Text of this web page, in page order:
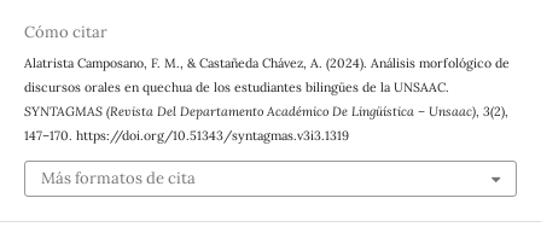
Cómo citar
Alatrista Camposano, F. M., & Castañeda Chávez, A. (2024). Análisis morfológico de
discursos orales en quechua de los estudiantes bilingües de la UNSAAC.
SYNTAGMAS (Revista Del Departamento Académico De Lingüística – Unsaac), 3(2),
147–170. https://doi.org/10.51343/syntagmas.v3i3.1319
Más formatos de cita